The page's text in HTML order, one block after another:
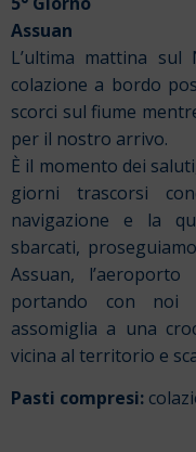
Assuan
L’ultima mattina
colazione a bordo
scorci sul fiume
per il nostro arrivo.
È il momento dei
giorni trascorsi
navigazione e la
sbarcati,
Assuan,
portando con noi
assomiglia a una
vicina al territorio e
Pasti compresi: